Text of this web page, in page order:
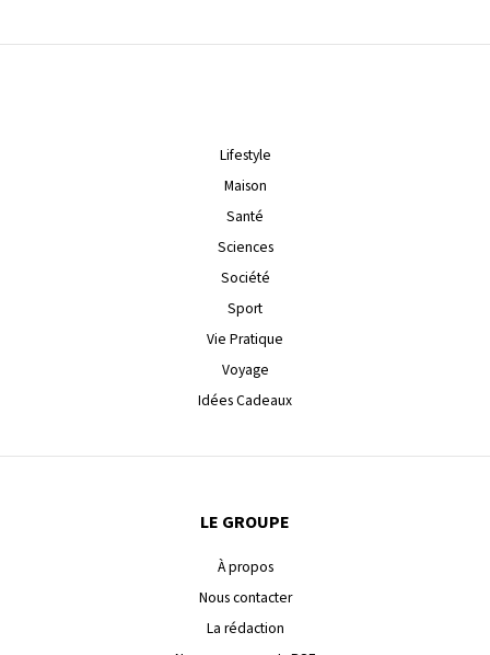
Lifestyle
Maison
Santé
Sciences
Société
Sport
Vie Pratique
Voyage
Idées Cadeaux
LE GROUPE
À propos
Nous contacter
La rédaction